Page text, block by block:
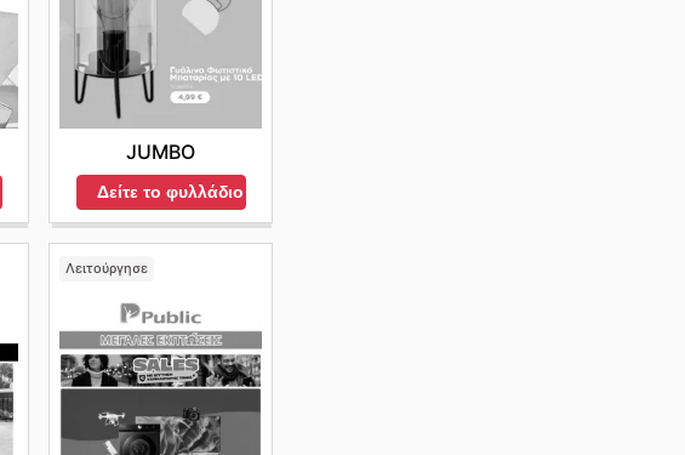
JUMBO
Δείτε το φυλλάδιο
Λειτούργησε